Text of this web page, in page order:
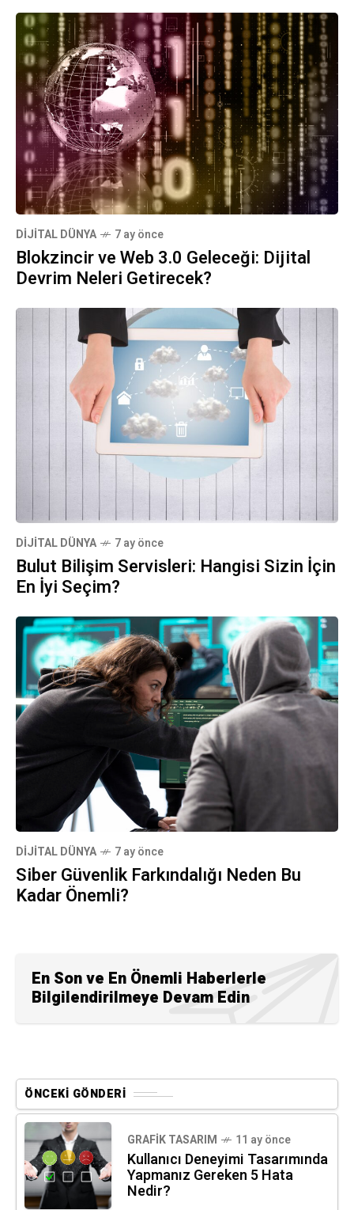
DIJITAL DÜNYA 7 ay önce
Blokzincir ve Web 3.0 Geleceği: Dijital
Devrim Neleri Getirecek?
DIJITAL DÜNYA 7 ay önce
Bulut Bilişim Servisleri: Hangisi Sizin İçin
En İyi Seçim?
DIJITAL DÜNYA 7 ay önce
Siber Güvenlik Farkındalığı Neden Bu
Kadar Önemli?
En Son ve En Önemli Haberlerle
Bilgilendirilmeye Devam Edin
ÖNCEKI GÖNDERI
GRAFIK TASARIM 11 ay önce
Kullanıcı Deneyimi Tasarımında
Yapmanız Gereken 5 Hata
Nedir?